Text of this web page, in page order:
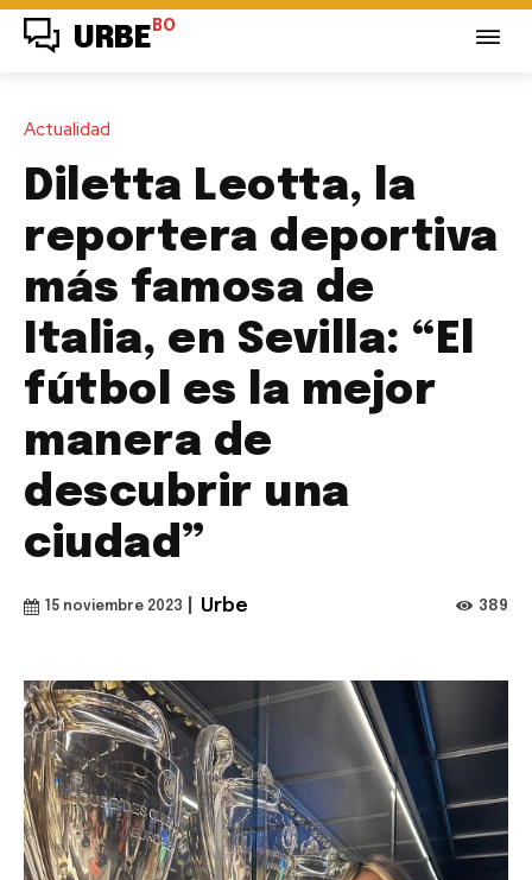
URBE BO
Actualidad
Diletta Leotta, la
reportera deportiva
más famosa de
Italia, en Sevilla: “El
fútbol es la mejor
manera de
descubrir una
ciudad”
15 noviembre 2023 Urbe 389